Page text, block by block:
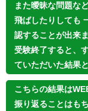
また曖昧な問題な
飛ばしたりしても
認することが出来ま
受験終了すると、
ていただいた結果
こちらの結果は
振り返ることはも